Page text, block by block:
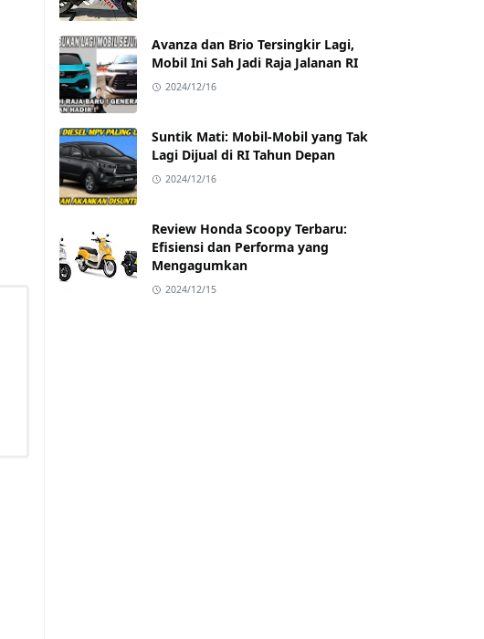
Avanza dan Brio Tersingkir Lagi,
Mobil Ini Sah Jadi Raja Jalanan RI
2024/12/16
Suntik Mati: Mobil-Mobil yang Tak
Lagi Dijual di RI Tahun Depan
2024/12/16
Review Honda Scoopy Terbaru:
Efisiensi dan Performa yang
Mengagumkan
2024/12/15